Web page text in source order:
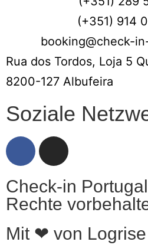
(+351) 914
booking@check-
Rua dos Tordos, Loja 5
8200-127 Albufeira
Soziale
Check-in
Rechte
Mit ❤ von